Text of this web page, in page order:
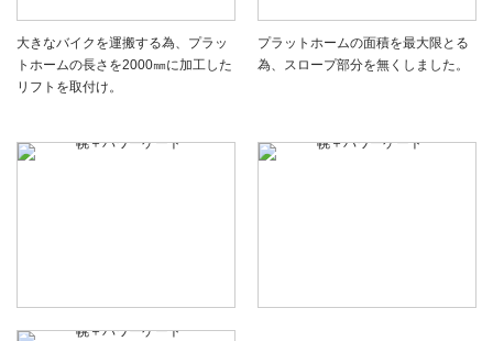
大きなバイクを運搬する為、プラッ
トホームの長さを2000㎜に加工した
リフトを取付け。
プラットホームの面積を最大限とる
為、スロープ部分を無くしました。